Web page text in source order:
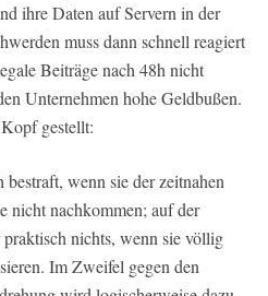
ihre Daten auf Servern in der
muss dann schnell reagiert
Beiträge nach 48h nicht
Unternehmen hohe Geldbußen.
gestellt:
wenn sie der zeitnahen
nicht nachkommen; auf der
nichts, wenn sie völlig
Im Zweifel gegen den